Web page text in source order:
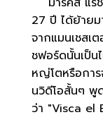
27 ปี ได้ย้าย
จากแมนเชสเ
ชฟอร์ดนั้นเป็น
หญ่โตหรือการ
นวิดีโอสั้นๆ พู
ว่า "Visca el